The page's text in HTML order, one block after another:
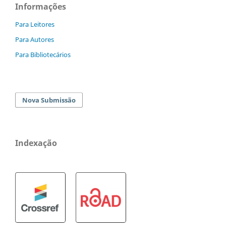
Informações
Para Leitores
Para Autores
Para Bibliotecários
Nova Submissão
Indexação